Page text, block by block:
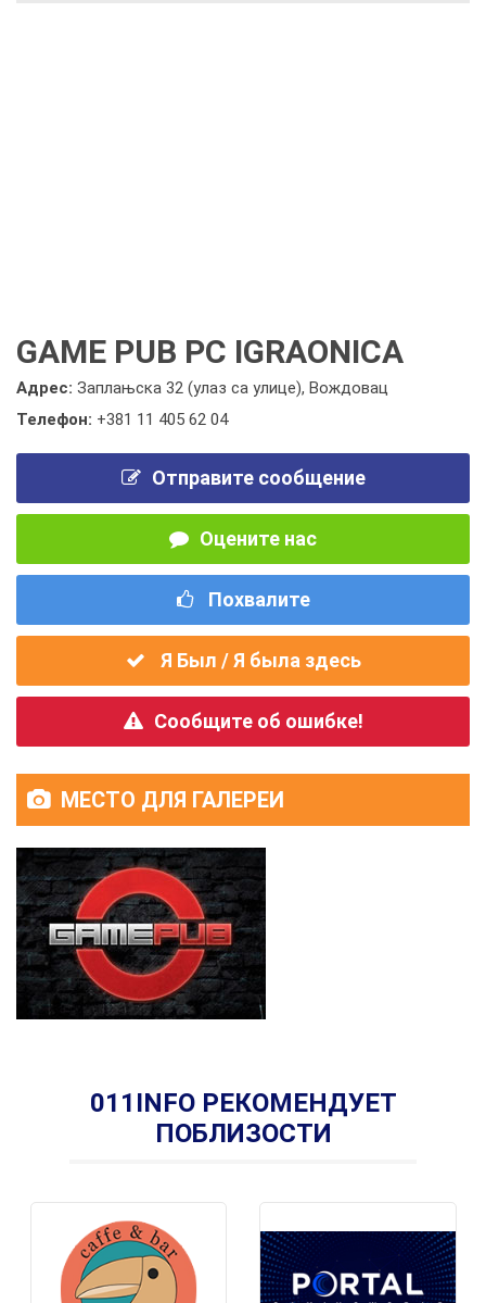
GAME PUB PC IGRAONICA
Адрес: Заплањска 32 (улаз са улице), Вождовац
Телефон: +381 11 405 62 04
Отправите сообщение
Оцените нас
Похвалите
Я Был / Я была здесь
Сообщите об ошибке!
МЕСТО ДЛЯ ГАЛЕРЕИ
011INFO РЕКОМЕНДУЕТ
ПОБЛИЗОСТИ